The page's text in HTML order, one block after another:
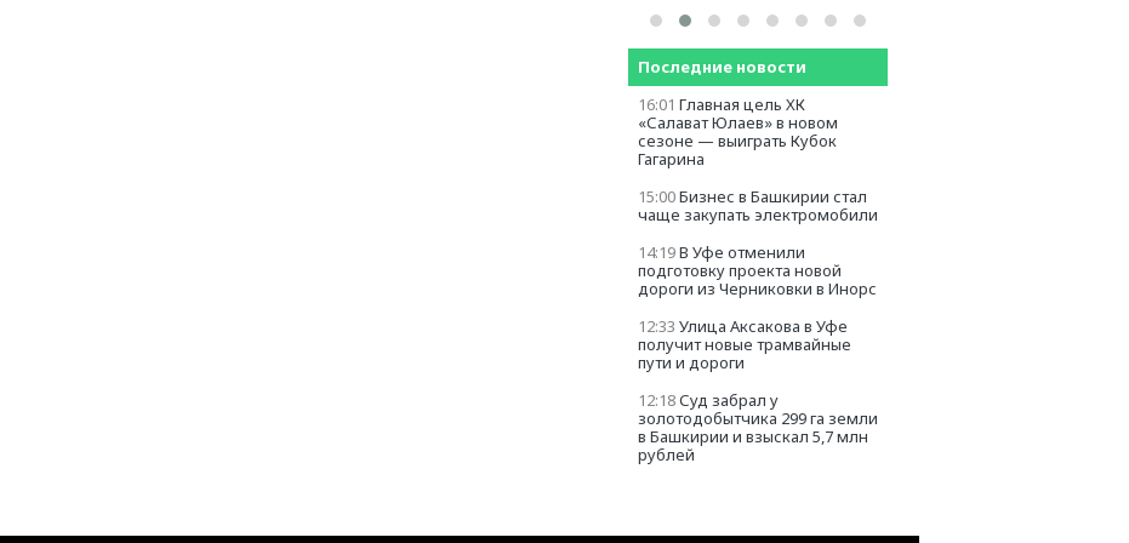
Последние новости
16:01 Главная цель ХК
«Салават Юлаев» в новом
сезоне — выиграть Кубок
Гагарина
15:00Бизнес в Башкирии стал
чаще закупать электромобили
14:19В Уфе отменили
подготовку проекта новой
дороги из Черниковки в Инорс
12:33 Улица Аксакова в Уфе
получит новые трамвайные
пути и дороги
12:18Суд забрал у
золотодобытчика 299 га земли
в Башкирии и взыскал 5,7 млн
рублей